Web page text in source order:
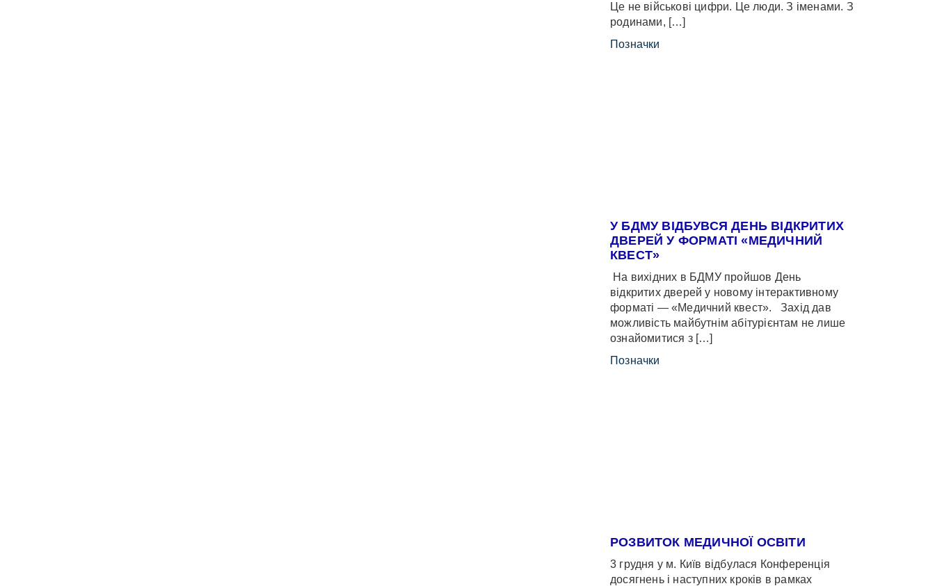
Це не військові цифри. Це люди. З іменами. З
родинами, […]
Позначки
У БДМУ ВІДБУВСЯ ДЕНЬ ВІДКРИТИХ
ДВЕРЕЙ У ФОРМАТІ «МЕДИЧНИЙ
КВЕСТ»
На вихідних в БДМУ пройшов День
відкритих дверей у новому інтерактивному
форматі — «Медичний квест». Захід дав
можливість майбутнім абітурієнтам не лише
ознайомитися з […]
Позначки
РОЗВИТОК МЕДИЧНОЇ ОСВІТИ
3 грудня у м. Київ відбулася Конференція
досягнень і наступних кроків в рамках